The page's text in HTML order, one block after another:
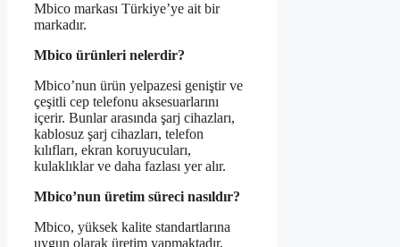
Mbico markası Türkiye’ye ait bir
markadır.
Mbico ürünleri nelerdir?
Mbico’nun ürün yelpazesi geniştir ve
çeşitli cep telefonu aksesuarlarını
içerir. Bunlar arasında şarj cihazları,
kablosuz şarj cihazları, telefon
kılıfları, ekran koruyucuları,
kulaklıklar ve daha fazlası yer alır.
Mbico’nun üretim süreci nasıldır?
Mbico, yüksek kalite standartlarına
uygun olarak üretim yapmaktadır.